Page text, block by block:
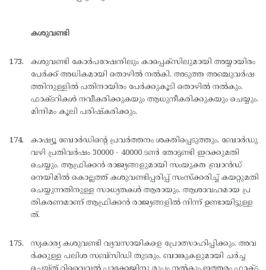
കശുവണ്ടി
കശുവണ്ടി കോര്‍പറേഷനിലും കാപ്പെക്സിലുമായി അയ്യായിരം
പേര്‍ക്ക് അധികമായി തൊഴില്‍ നല്‍കി. അടുത്ത അഞ്ചുവര്‍ഷ
ത്തിനുള്ളില്‍ പതിനായിരം പേര്‍ക്കുകൂടി തൊഴില്‍ നല്‍കും.
ഫാക്ടറികള്‍ നവീകരിക്കുകയും ആധുനീകരിക്കുകയും ചെയ്യും.
മിനിമം കൂലി പരിഷ്കരിക്കും.
കാഷ്യൂ ബോര്‍ഡിന്റെ പ്രവര്‍ത്തനം ശക്തിപ്പെടുത്തും. ബോര്‍ഡു
വഴി പ്രതിവര്‍ഷം 30000 - 40000 ടണ്‍ തോട്ടണ്ടി ഇറക്കുമതി
ചെയ്യും. ആഫ്രിക്കന്‍ രാജ്യങ്ങളുമായി സംയുക്ത ബ്രാന്‍ഡ്
നെയിമില്‍ കൊല്ലത്ത് കശുവണ്ടിപ്പരിപ്പ് സംസ്ക്കരിച്ച് കയറ്റുമതി
ചെയ്യുന്നതിനുള്ള സാധ്യതകള്‍ ആരായും. ആശാവഹമായ പ്ര
തികരണമാണ് ആഫ്രിക്കന്‍ രാജ്യങ്ങളില്‍ നിന്ന് ഉണ്ടായിട്ടുള്ള
ത്.
സ്വകാര്യ കശുവണ്ടി വ്യവസായികളെ പ്രോത്സാഹിപ്പിക്കും. അവ
ര്‍ക്കുള്ള പലിശ സബ്സിഡി തുടരും. ബാങ്കുകളുമായി ചര്‍ച്ച